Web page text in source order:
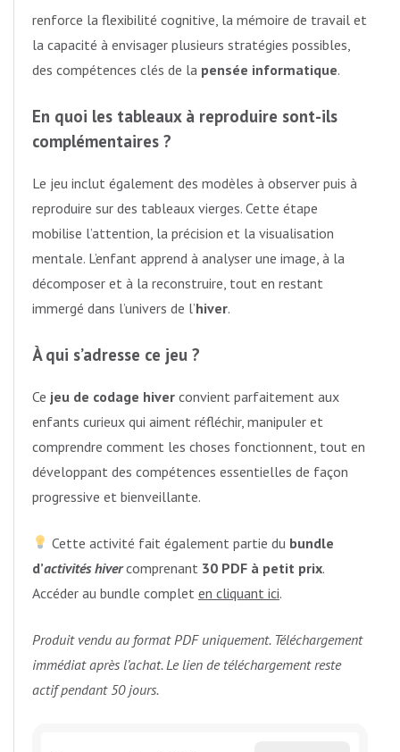
renforce la flexibilité cognitive, la mémoire de travail et
la capacité à envisager plusieurs stratégies possibles,
des compétences clés de la pensée informatique.
En quoi les tableaux à reproduire sont-ils
complémentaires ?
Le jeu inclut également des modèles à observer puis à
reproduire sur des tableaux vierges. Cette étape
mobilise l’attention, la précision et la visualisation
mentale. L’enfant apprend à analyser une image, à la
décomposer et à la reconstruire, tout en restant
immergé dans l’univers de l’hiver.
À qui s’adresse ce jeu ?
Ce jeu de codage hiver convient parfaitement aux
enfants curieux qui aiment réfléchir, manipuler et
comprendre comment les choses fonctionnent, tout en
développant des compétences essentielles de façon
progressive et bienveillante.
Cette activité fait également partie du bundle
d’activités hivercomprenant 30 PDF à petit prix.
Accéder au bundle complet en cliquant ici.
Produit vendu au format PDF uniquement. Téléchargement
immédiat après l’achat. Le lien de téléchargement reste
actif pendant 50 jours.